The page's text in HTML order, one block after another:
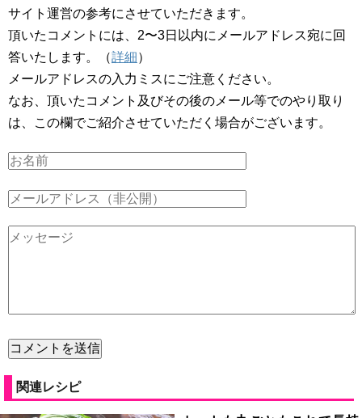
サイト運営の参考にさせていただきます。
頂いたコメントには、2〜3日以内にメールアドレス宛に回
答いたします。（詳細）
メールアドレスの入力ミスにご注意ください。
なお、頂いたコメント及びその後のメール等でのやり取り
は、この欄でご紹介させていただく場合がございます。
関連レシピ